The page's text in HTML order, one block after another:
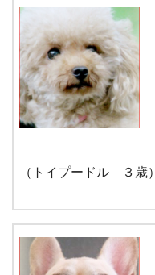
（トイプードル ３歳）